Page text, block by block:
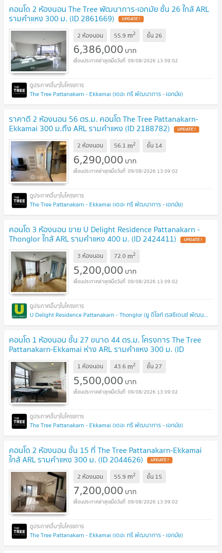
คอนโด 2 ห้องนอน The Tree พัฒนาการ-เอกมัย ชั้น 26 ใกล้ ARL
รามคำแหง 300 ม. (ID 2861669) UPDATE !
2 ห้องนอน 55.9 m2 ชั้น26
6,386,000 บาท
09/08/2026 13:09:02
The Tree Pattanakarn - Ekkamai (เดอะ ทรี พัฒนาการ - เอกมัย)
ราคาดี 2 ห้องนอน 56 ตร.ม. คอนโด The Tree Pattanakarn-
Ekkamai 300 ม.ถึง ARL รามคำแหง (ID 2188782) UPDATE !
2 ห้องนอน 56.1 m2 ชั้น 14
6,290,000 บาท
09/08/2026 13:09:02
The Tree Pattanakarn - Ekkamai (เดอะ ทรี พัฒนาการ - เอกมัย)
คอนโด 3 ห้องนอน ขาย U Delight Residence Pattanakarn -
Thonglor ใกล้ ARL รามคำแหง 400 ม. (ID 2424411) UPDATE !
3 ห้องนอน 72.0 m2
5,200,000 บาท
09/08/2026 13:09:02
U Delight Residence Pattanakarn - Thonglor (ยู ดีไลท์ เรสซิเดนซ์ พัฒนาการ - ทองหล่อ)
คอนโด 1 ห้องนอน ชั้น 27 ขนาด 44 ตร.ม. โครงการ The Tree
Pattanakarn-Ekkamai ห่าง ARL รามคำแหง 300 ม. (ID
1937677) UPDATE !
1 ห้องนอน 43.6 m2 ชั้น27
5,500,000 บาท
09/08/2026 13:09:02
The Tree Pattanakarn - Ekkamai (เดอะ ทรี พัฒนาการ - เอกมัย)
คอนโด 2 ห้องนอน ชั้น 15 ที่ The Tree Pattanakarn-Ekkamai
ใกล้ ARL รามคำแหง 300 ม. (ID 2044626) UPDATE !
2 ห้องนอน 55.9 m2 ชั้น 15
7,200,000 บาท
09/08/2026 13:09:02
The Tree Pattanakarn - Ekkamai (เดอะ ทรี พัฒนาการ - เอกมัย)